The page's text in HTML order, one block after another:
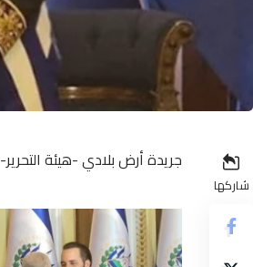
شاركها
جريدة أرض بلادي -هيئة التحرير-